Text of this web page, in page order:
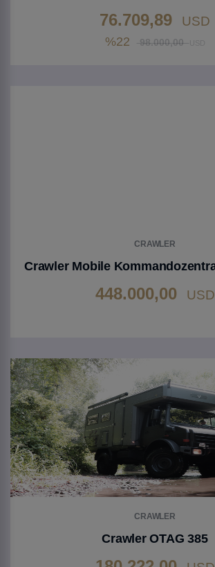
76.709,89 USD
%22 98.000,00
CRAWLER
448.000,00 USD
CRAWLER
Crawler OTAG 385